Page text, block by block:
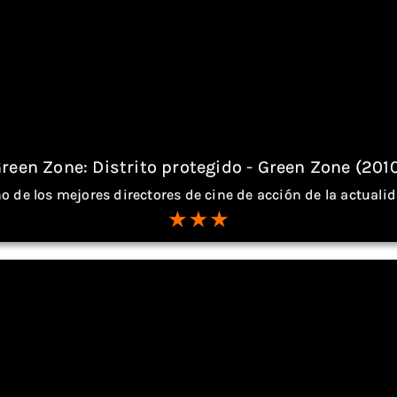
Zone: Distrito protegido - Green Zone
de los mejores directores de cine de acción de la